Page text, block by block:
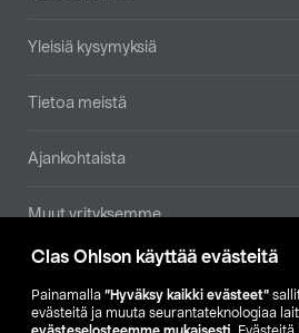
Clas Ohlson käyttää evästeitä
Painamalla ”Hyväksy kaikki evästeet”
evästeitä ja muuta seurantateknologiaa
Yleisiä kysymyksiä
Tietoa meistä
Ajankohtaista
Muut yrityksemme
Etsi
SE NO FI